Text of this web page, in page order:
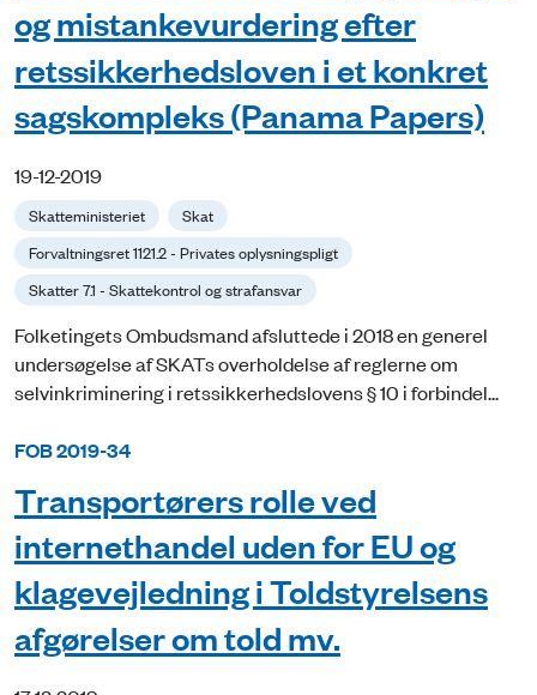
og mistankevurdering efter
retssikkerhedsloven i et konkret
sagskompleks (Panama Papers)
19-12-2019
Skatteministeriet
Skat
Forvaltningsret 1121.2 - Privates oplysningspligt
Skatter 7.1 - Skattekontrol og strafansvar
Folketingets Ombudsmand afsluttede i 2018 en generel
undersøgelse af SKATs overholdelse af reglerne om
selvinkriminering i retssikkerhedslovens § 10 i forbindel...
FOB 2019-34
Transportørers rolle ved
internethandel uden for EU og
klagevejledning i Toldstyrelsens
afgørelser om told mv.